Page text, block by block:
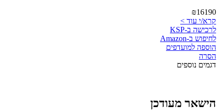
₪16190
קרא/י עוד >
לרכישה ב-KSP
לחיפוש ב-Amazon
הוספה למועדפים
הסרה
דגמים נוספים
הישאר מעודכן